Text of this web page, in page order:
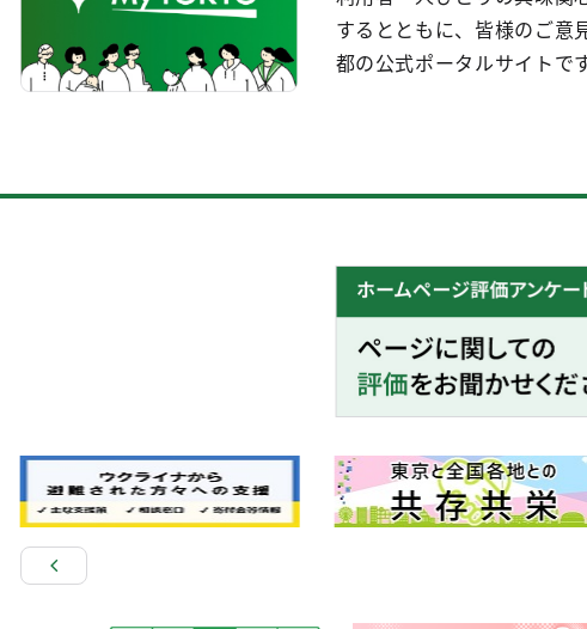
するとともに、皆様のご意
都の公式ポータルサイトです